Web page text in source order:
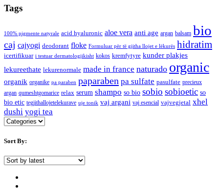
Tags
100% pigmente natyrale acid hyaluronic aloe vera anti age argan balsam bio
caj cajyogi deodorant floke Formuluar për të gjitha llojet e lëkurës hidratim
icertifikuar i testuar dermatologjikisht kokos kremfytyre kunder plakjes
lekureethate lekurenormale made in france naturado organic
organik organike pa paraben paparaben pa sulfate pasulfate precieux
argan qumeshtgomarice relax serum shampo so bio sobio sobioetic so
bio etic tegjithallojetelekurave uje tonik vaj argani vaj esencial vajvegjetal xhel
dushi yogi tea
Sort By: